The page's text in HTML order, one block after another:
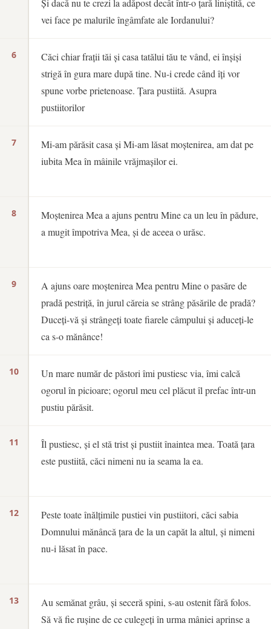
6
7
8
9
10
11
12
13
Și dacă nu te crezi la adăpost decât într-o țară liniștită, ce
vei face pe malurile îngâmfate ale Iordanului?
Căci chiar frații tăi și casa tatălui tău te vând, ei înșiși
strigă în gura mare după tine. Nu-i crede când îți vor
spune vorbe prietenoase. Țara pustiită. Asupra
pustiitorilor
Mi-am părăsit casa și Mi-am lăsat moștenirea, am dat pe
iubita Mea în mâinile vrăjmașilor ei.
Moștenirea Mea a ajuns pentru Mine ca un leu în pădure,
a mugit împotriva Mea, și de aceea o urăsc.
A ajuns oare moștenirea Mea pentru Mine o pasăre de
pradă pestriță, în jurul căreia se strâng păsările de pradă?
Duceți-vă și strângeți toate fiarele câmpului și aduceți-le
ca s-o mănânce!
Un mare număr de păstori îmi pustiesc via, îmi calcă
ogorul în picioare; ogorul meu cel plăcut îl prefac într-un
pustiu părăsit.
Îl pustiesc, și el stă trist și pustiit înaintea mea. Toată țara
este pustiită, căci nimeni nu ia seama la ea.
Peste toate înălțimile pustiei vin pustiitori, căci sabia
Domnului mănâncă țara de la un capăt la altul, și nimeni
nu-i lăsat în pace.
Au semănat grâu, și seceră spini, s-au ostenit fără folos.
Să vă fie rușine de ce culegeți în urma mâniei aprinse a